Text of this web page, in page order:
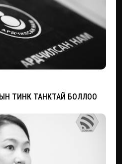
ТИНК ТАНКТАЙ БОЛЛОО